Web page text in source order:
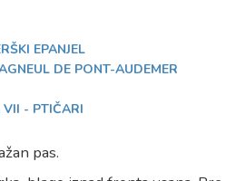
EPANJEL
DE PONT-AUDEMER
VII - PTIČARI
pas.